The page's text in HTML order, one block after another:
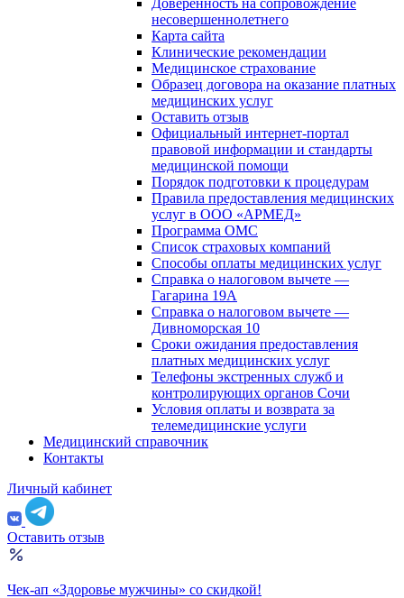
Доверенность на сопровождение
несовершеннолетнего
Карта сайта
Клинические рекомендации
Медицинское страхование
Образец договора на оказание платных
медицинских услуг
Оставить отзыв
Официальный интернет-портал
правовой информации и стандарты
медицинской помощи
Порядок подготовки к процедурам
Правила предоставления медицинских
услуг в ООО «АРМЕД»
Программа ОМС
Список страховых компаний
Способы оплаты медицинских услуг
Справка о налоговом вычете —
Гагарина 19А
Справка о налоговом вычете —
Дивноморская 10
Сроки ожидания предоставления
платных медицинских услуг
Телефоны экстренных служб и
контролирующих органов Сочи
Условия оплаты и возврата за
телемедицинские услуги
Медицинский справочник
Контакты
Личный кабинет
Оставить отзыв
Чек-ап «Здоровье мужчины» со скидкой!